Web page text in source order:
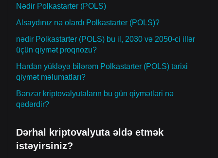
Nədir Polkastarter (POLS)
Alsaydınız nə olardı Polkastarter (POLS)?
nədir Polkastarter (POLS) bu il, 2030 və 2050-ci illər
üçün qiymət proqnozu?
Hardan yükləyə bilərəm Polkastarter (POLS) tarixi
qiymət məlumatları?
Bənzər kriptovalyutaların bu gün qiymətləri nə
qədərdir?
Dərhal kriptovalyuta əldə etmək
istəyirsiniz?